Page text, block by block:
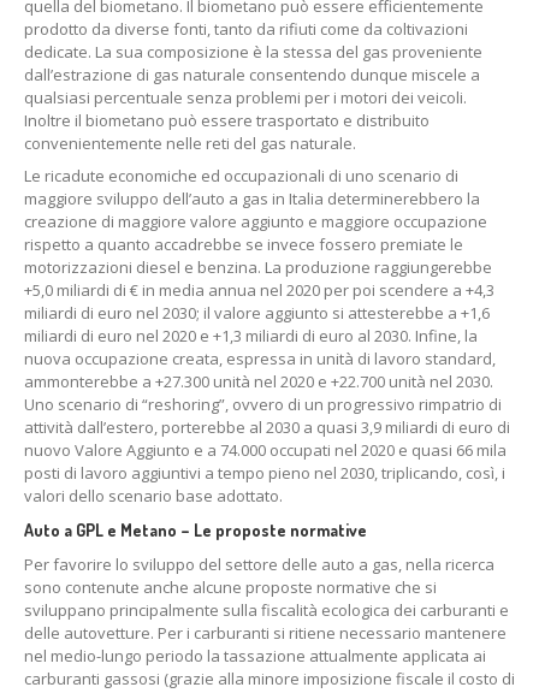
quella del biometano. Il biometano può essere efficientemente
prodotto da diverse fonti, tanto da rifiuti come da coltivazioni
dedicate. La sua composizione è la stessa del gas proveniente
dall’estrazione di gas naturale consentendo dunque miscele a
qualsiasi percentuale senza problemi per i motori dei veicoli.
Inoltre il biometano può essere trasportato e distribuito
convenientemente nelle reti del gas naturale.
Le ricadute economiche ed occupazionali di uno scenario di
maggiore sviluppo dell’auto a gas in Italia determinerebbero la
creazione di maggiore valore aggiunto e maggiore occupazione
rispetto a quanto accadrebbe se invece fossero premiate le
motorizzazioni diesel e benzina. La produzione raggiungerebbe
+5,0 miliardi di € in media annua nel 2020 per poi scendere a +4,3
miliardi di euro nel 2030; il valore aggiunto si attesterebbe a +1,6
miliardi di euro nel 2020 e +1,3 miliardi di euro al 2030. Infine, la
nuova occupazione creata, espressa in unità di lavoro standard,
ammonterebbe a +27.300 unità nel 2020 e +22.700 unità nel 2030.
Uno scenario di “reshoring”, ovvero di un progressivo rimpatrio di
attività dall’estero, porterebbe al 2030 a quasi 3,9 miliardi di euro di
nuovo Valore Aggiunto e a 74.000 occupati nel 2020 e quasi 66 mila
posti di lavoro aggiuntivi a tempo pieno nel 2030, triplicando, così, i
valori dello scenario base adottato.
Auto a GPL e Metano – Le proposte normative
Per favorire lo sviluppo del settore delle auto a gas, nella ricerca
sono contenute anche alcune proposte normative che si
sviluppano principalmente sulla fiscalità ecologica dei carburanti e
delle autovetture. Per i carburanti si ritiene necessario mantenere
nel medio-lungo periodo la tassazione attualmente applicata ai
carburanti gassosi (grazie alla minore imposizione fiscale il costo di